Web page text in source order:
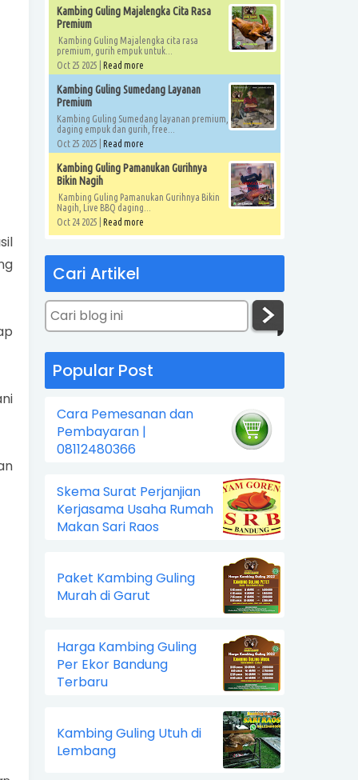
Kambing Guling Majalengka Cita Rasa
Premium
Kambing Guling Majalengka cita rasa
premium, gurih empuk untuk...
Oct 25 2025 | Read more
Kambing Guling Sumedang Layanan
Premium
Kambing Guling Sumedang layanan premium,
daging empuk dan gurih, free...
Oct 25 2025 | Read more
Kambing Guling Pamanukan Gurihnya
Bikin Nagih
Kambing Guling Pamanukan Gurihnya Bikin
Nagih, Live BBQ daging...
Oct 24 2025 | Read more
Cari Artikel
Popular Post
Cara Pemesanan dan
Pembayaran |
08112480366
Skema Surat Perjanjian
Kerjasama Usaha Rumah
Makan Sari Raos
Paket Kambing Guling
Murah di Garut
Harga Kambing Guling
Per Ekor Bandung
Terbaru
Kambing Guling Utuh di
Lembang